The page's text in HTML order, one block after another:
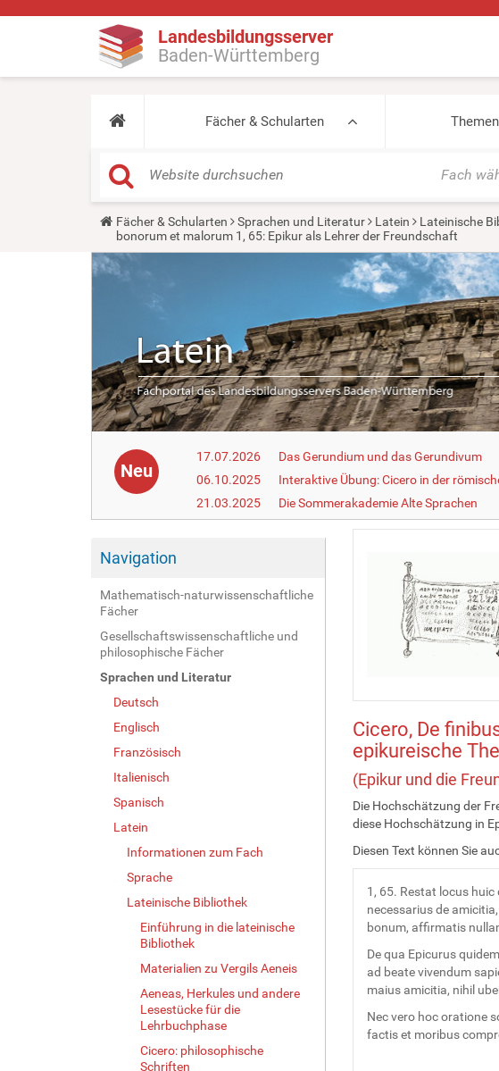
Landesbildungsserver
Baden-Württemberg
Fächer & Schularten
Fach
Y
u
a
r
:
Fächer & Schularten Sprachen und Literatur Latein Lateinische
bonorum et malorum 1, 65: Epikur als Lehrer der Freundschaft
Neu
17.07.2026
Das Gerundium und das Gerundivum
06.10.2025
Interaktive Übung: Cicero in der
21.03.2025
Die Sommerakademie Alte Sprachen
Navigation
Mathematisch-naturwissenschaftliche
Fächer
Gesellschaftswissenschaftliche und
philosophische Fächer
Sprachen und Literatur
Deutsch
Englisch
Französisch
Italienisch
Spanisch
Latein
Informationen zum Fach
Sprache
Lateinische Bibliothek
Einführung in die lateinische
Bibliothek
Materialien zu Vergils Aeneis
Aeneas, Herkules und andere
Lesestücke für die
Lehrbuchphase
Cicero: philosophische
Schriften
Cicero, De
epikureische
(Epikur und die
Die Hochschätzung der
diese Hochschätzung in
Diesen Text können Sie
1, 65. Restat locus
necessarius de
bonum, affirmatis
De qua Epicurus
ad beate vivendum
maius amicitia, nihil
Nec vero hoc oratione
factis et moribus